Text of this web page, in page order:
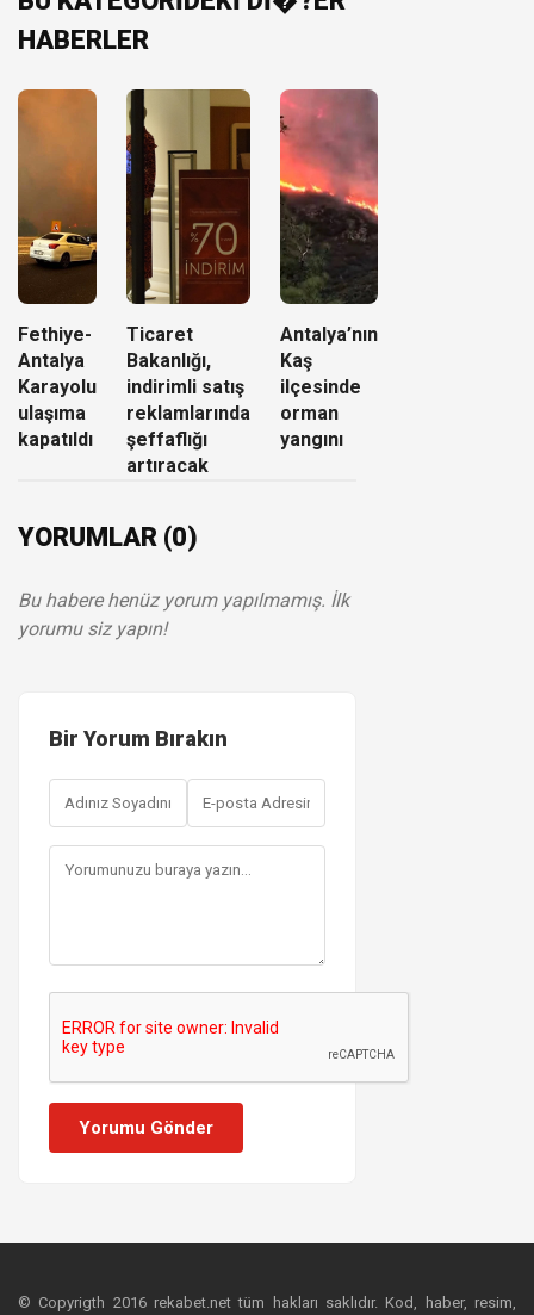
HABERLER
Fethiye-
Antalya
Karayolu
ulaşıma
kapatıldı
Ticaret
Bakanlığı,
indirimli satış
reklamlarında
şeffaflığı
artıracak
Antalya’nın
Kaş
ilçesinde
orman
yangını
YORUMLAR (0)
Bu habere henüz yorum yapılmamış. İlk
yorumu siz yapın!
Bir Yorum Bırakın
Yorumu Gönder
© Copyrigth 2016 rekabet.net tüm hakları saklıdır. Kod, haber, resim,